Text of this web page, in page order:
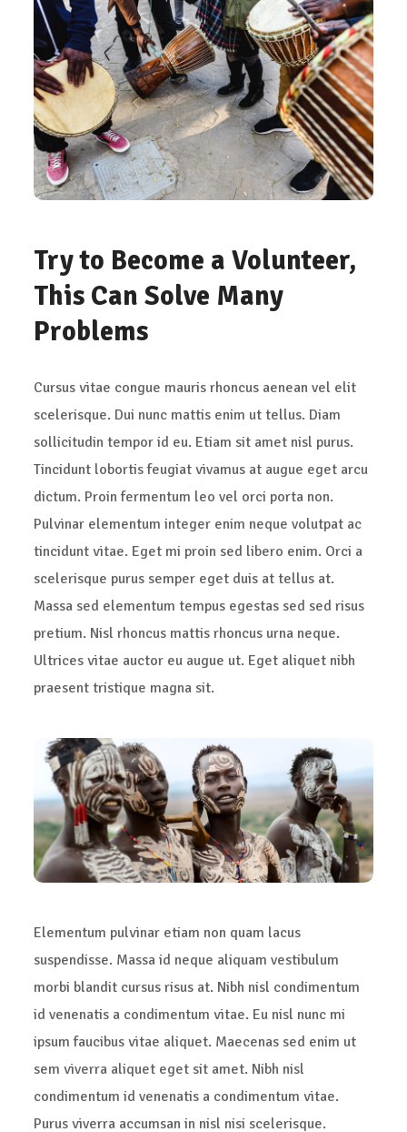
Try to Become a Volunteer,
This Can Solve Many
Problems
Cursus vitae congue mauris rhoncus aenean vel elit
scelerisque. Dui nunc mattis enim ut tellus. Diam
sollicitudin tempor id eu. Etiam sit amet nisl purus.
Tincidunt lobortis feugiat vivamus at augue eget arcu
dictum. Proin fermentum leo vel orci porta non.
Pulvinar elementum integer enim neque volutpat ac
tincidunt vitae. Eget mi proin sed libero enim. Orci a
scelerisque purus semper eget duis at tellus at.
Massa sed elementum tempus egestas sed sed risus
pretium. Nisl rhoncus mattis rhoncus urna neque.
Ultrices vitae auctor eu augue ut. Eget aliquet nibh
praesent tristique magna sit.
Elementum pulvinar etiam non quam lacus
suspendisse. Massa id neque aliquam vestibulum
morbi blandit cursus risus at. Nibh nisl condimentum
id venenatis a condimentum vitae. Eu nisl nunc mi
ipsum faucibus vitae aliquet. Maecenas sed enim ut
sem viverra aliquet eget sit amet. Nibh nisl
condimentum id venenatis a condimentum vitae.
Purus viverra accumsan in nisl nisi scelerisque.